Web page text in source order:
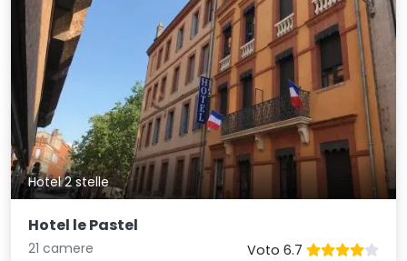
Hotel 2 stelle
Hotel le Pastel
21 camere
Voto 6.7